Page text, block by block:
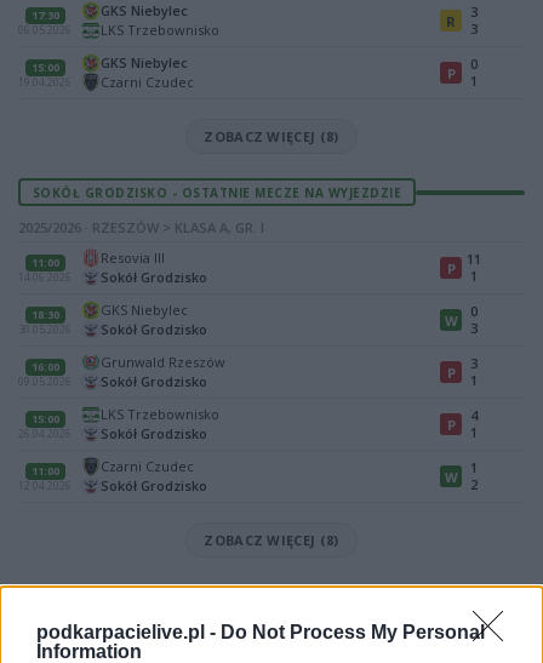
podkarpacielive.pl - Do Not Process My Personal
Information
17:30
06.05.2026
GKS Niebylec
LKS Trzebownisko
R
3
3
15:00
19.04.2026
GKS Niebylec
Czarni Czudec
P
0
1
ZOBACZ WIĘCEJ (8)
SOKÓŁ GRODZISKO - OSTATNIE MECZE NA WYJEZDZIE
2025/2026 · RZESZÓW > KLASA A, GR. I
11:00
14.06.2026
Resovia III
Sokół Grodzisko
P
11
1
18:30
30.05.2026
GKS Niebylec
Sokół Grodzisko
W
0
3
16:00
09.05.2026
Grunwald Rzeszów
Sokół Grodzisko
P
3
1
15:00
26.04.2026
LKS Trzebownisko
Sokół Grodzisko
P
4
1
11:00
12.04.2026
Czarni Czudec
Sokół Grodzisko
W
1
2
ZOBACZ WIĘCEJ (8)
Mecz GKS Niebylec - Sokół Grodzisko (Rzeszów > Klasa A, gr. I)
Spotkanie pomiędzy GKS Niebylec i Sokół Grodzisko
rozegrane
zostanie w ramach Rzeszów > Klasa A, gr. I (24. kolejki - Rzeszów > Klasa A,